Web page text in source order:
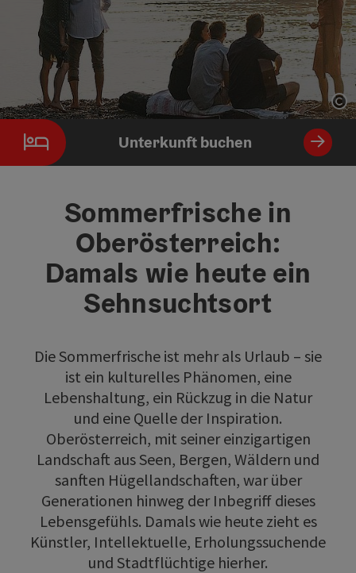
Unterkunft buchen
Sommerfrische in
Oberösterreich:
Damals wie heute ein
Sehnsuchtsort
Die Sommerfrische ist mehr als Urlaub – sie
ist ein kulturelles Phänomen, eine
Lebenshaltung, ein Rückzug in die Natur
und eine Quelle der Inspiration.
Oberösterreich, mit seiner einzigartigen
Landschaft aus Seen, Bergen, Wäldern und
sanften Hügellandschaften, war über
Generationen hinweg der Inbegriff dieses
Lebensgefühls. Damals wie heute zieht es
Künstler, Intellektuelle, Erholungssuchende
und Stadtflüchtige hierher.